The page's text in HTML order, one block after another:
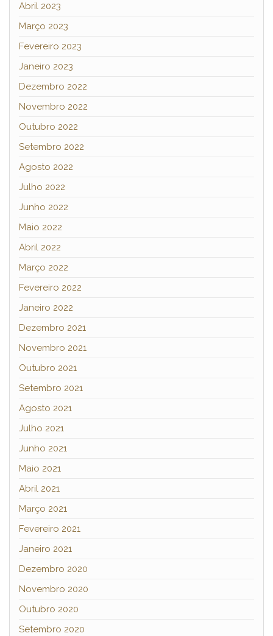
Abril 2023
Março 2023
Fevereiro 2023
Janeiro 2023
Dezembro 2022
Novembro 2022
Outubro 2022
Setembro 2022
Agosto 2022
Julho 2022
Junho 2022
Maio 2022
Abril 2022
Março 2022
Fevereiro 2022
Janeiro 2022
Dezembro 2021
Novembro 2021
Outubro 2021
Setembro 2021
Agosto 2021
Julho 2021
Junho 2021
Maio 2021
Abril 2021
Março 2021
Fevereiro 2021
Janeiro 2021
Dezembro 2020
Novembro 2020
Outubro 2020
Setembro 2020